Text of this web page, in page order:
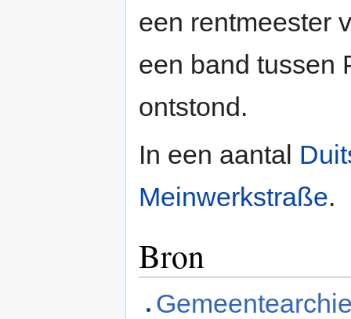
een rentmeester
een band tussen
ontstond.
In een aantal
Meinwerkstraße.
Bron